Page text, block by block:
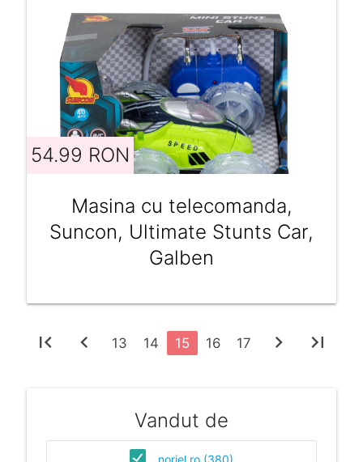
54.99 RON
Masina cu telecomanda,
Suncon, Ultimate Stunts Car,
Galben
first_page chevron_left 13 14 15 16 17 chevron_right last_page
Vandut de
noriel.ro (380)